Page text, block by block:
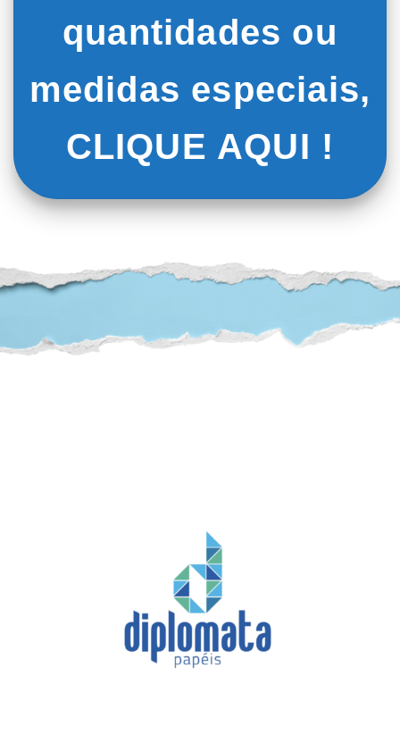
escolhidas
na
do
produto
escolhidas
na
do
produto
quantidades ou
medidas especiais,
CLIQUE AQUI !